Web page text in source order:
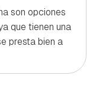
son opciones
que tienen una
presta bien a